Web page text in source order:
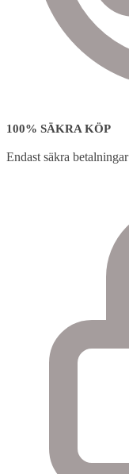
100% SÄKRA KÖP
Endast säkra betalningar